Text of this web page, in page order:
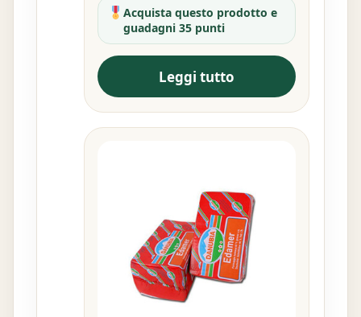
Acquista questo prodotto e
guadagni 35 punti
Leggi tutto